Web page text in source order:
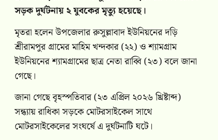
সড়ক দুর্ঘটনায় ২ যুবকের মৃত্যু হয়েছে।
মৃতরা হলেন উপজেলার রুসুল্লাবাদ ইউনিয়নের দড়ি
শ্রীরামপুর গ্রামের মাহিম খন্দকার (২২) ও শ্যামগ্রাম
ইউনিয়নের শ্যামগ্রামের ছাত্র নেতা রাব্বি (২৩) বলে জানা
গেছে।
জানা গেছে বৃহস্পতিবার (২৩ এপ্রিল ২০২৬ খ্রিষ্টাব্দ)
সন্ধ্যায় রাধিকা সড়কে মোটরসাইকেল সাথে
মোটরসাইকেলের সংঘর্ষে এ দুর্ঘটনাটি ঘটে।